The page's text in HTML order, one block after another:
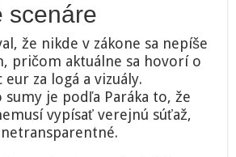
scenáre
že nikde v zákone sa nepíše
pričom aktuálne sa hovorí o
za logá a vizuály.
je podľa Paráka to, že
vypísať verejnú súťaž,